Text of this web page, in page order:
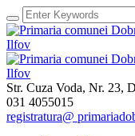
Str. Cuza Voda, Nr. 23,
031 4055015
registratura@